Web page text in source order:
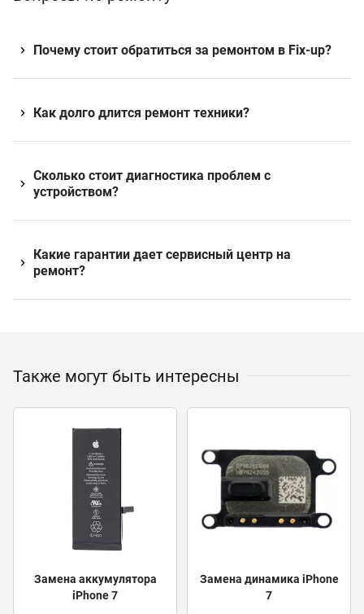
Почему стоит обратиться за ремонтом в Fix-up?
Как долго длится ремонт техники?
Сколько стоит диагностика проблем с
устройством?
Какие гарантии дает сервисный центр на
ремонт?
Также могут быть интересны
Замена аккумулятора
iPhone 7
Замена динамика iPhone
7